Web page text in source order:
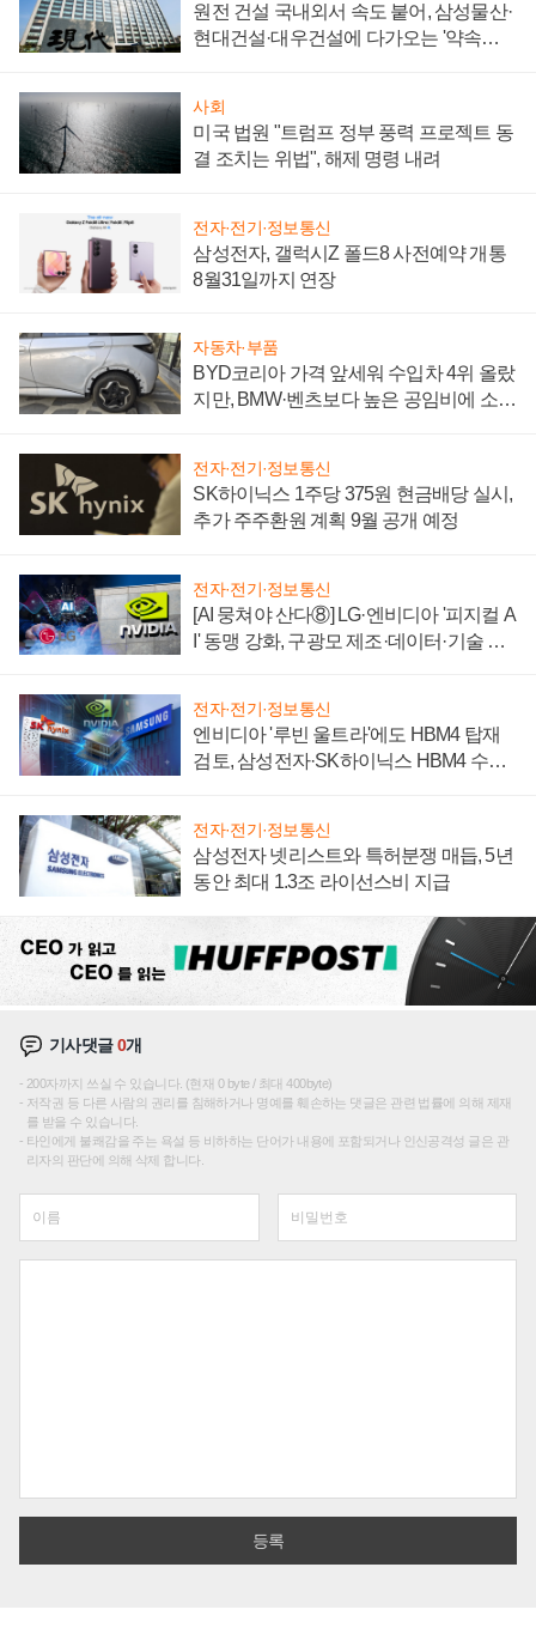
원전 건설 국내외서 속도 붙어, 삼성물산·
현대건설·대우건설에 다가오는 '약속의
사회
미국 법원 "트럼프 정부 풍력 프로젝트 동
결 조치는 위법", 해제 명령 내려
전자·전기·정보통신
삼성전자, 갤럭시Z 폴드8 사전예약 개통
8월31일까지 연장
자동차·부품
BYD코리아 가격 앞세워 수입차 4위 올랐
지만, BMW·벤츠보다 높은 공임비에 소비
전자·전기·정보통신
SK하이닉스 1주당 375원 현금배당 실시,
추가 주주환원 계획 9월 공개 예정
전자·전기·정보통신
[AI 뭉쳐야 산다⑧] LG·엔비디아 '피지컬 A
I' 동맹 강화, 구광모 제조·데이터·기술 결
전자·전기·정보통신
엔비디아 '루빈 울트라'에도 HBM4 탑재
검토, 삼성전자·SK하이닉스 HBM4 수율
전자·전기·정보통신
삼성전자 넷리스트와 특허분쟁 매듭, 5년
동안 최대 1.3조 라이선스비 지급
기사댓글0개
200자까지 쓰실 수 있습니다. (현재 0 byte / 최대 400byte)
저작권 등 다른 사람의 권리를 침해하거나 명예를 훼손하는 댓글은 관련 법률에 의해 제재
를 받을 수 있습니다.
타인에게 불쾌감을 주는 욕설 등 비하하는 단어가 내용에 포함되거나 인신공격성 글은 관
리자의 판단에 의해 삭제 합니다.